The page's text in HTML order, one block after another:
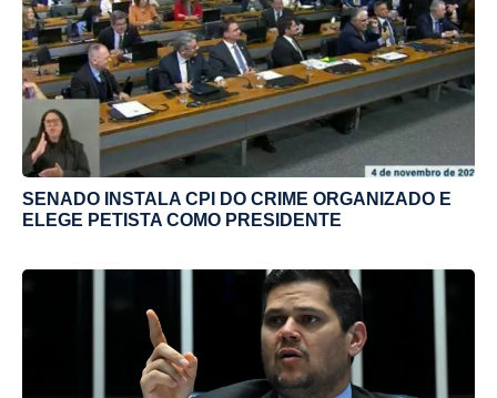
SENADO INSTALA CPI DO CRIME ORGANIZADO E
ELEGE PETISTA COMO PRESIDENTE